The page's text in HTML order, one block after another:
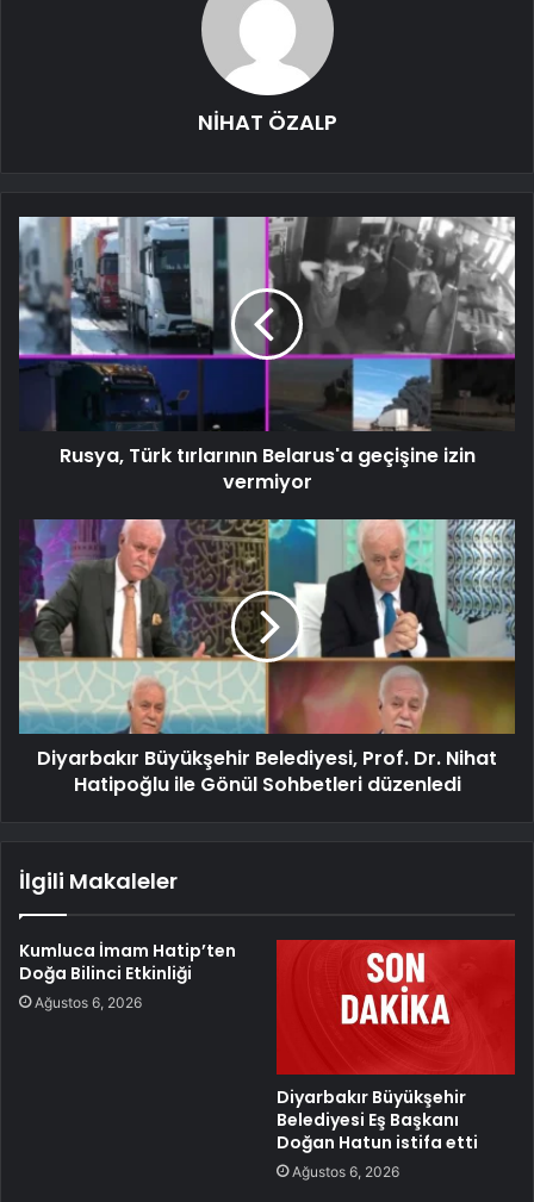
NİHAT ÖZALP
Rusya, Türk tırlarının Belarus'a geçişine izin
vermiyor
Diyarbakır Büyükşehir Belediyesi, Prof. Dr. Nihat
Hatipoğlu ile Gönül Sohbetleri düzenledi
İlgili Makaleler
Kumluca İmam Hatip’ten
Doğa Bilinci Etkinliği
Ağustos 6, 2026
Diyarbakır Büyükşehir
Belediyesi Eş Başkanı
Doğan Hatun istifa etti
Ağustos 6, 2026